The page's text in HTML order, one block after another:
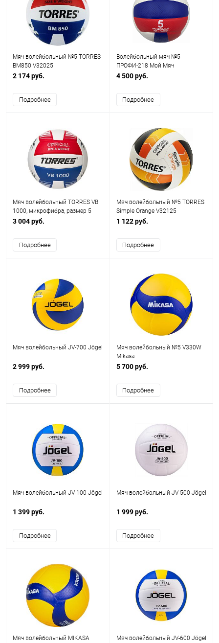
Мяч волейбольный №5 TORRES
BM850 V32025
2 174 руб.
Подробнее
Волейбольный мяч №5
ПРОФИ-218 Мой Мяч
4 500 руб.
Подробнее
Мяч волейбольный TORRES VB
1000, микрофибра, размер 5
3 004 руб.
Подробнее
Мяч волейбольный №5 TORRES
Simple Orange V32125
1 122 руб.
Подробнее
Мяч волейбольный JV-700 Jögel
2 999 руб.
Подробнее
Мяч волейбольный №5 V330W
Mikasa
5 700 руб.
Подробнее
Мяч волейбольный JV-100 Jögel
1 399 руб.
Подробнее
Мяч волейбольный JV-500 Jögel
1 999 руб.
Подробнее
Мяч волейбольный MIKASA
Мяч волейбольный JV-600 Jögel